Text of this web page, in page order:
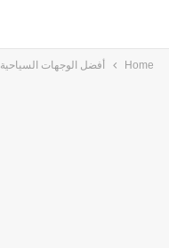
Home أفضل الوجهات السياحية